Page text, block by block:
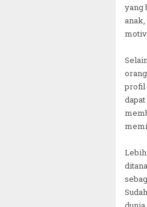
yang
profil